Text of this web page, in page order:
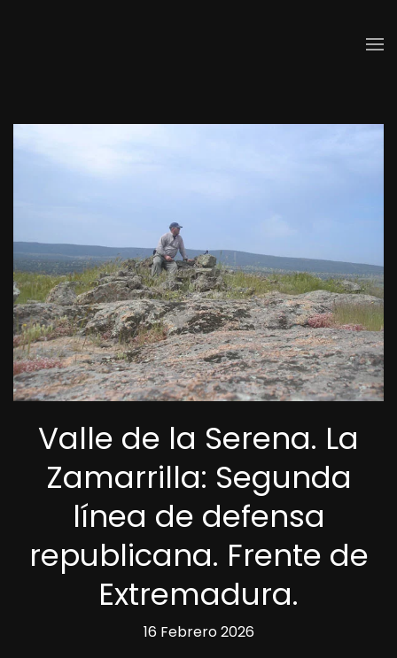
Valle de la Serena. La
Zamarrilla: Segunda
línea de defensa
republicana. Frente de
Extremadura.
16 Febrero 2026